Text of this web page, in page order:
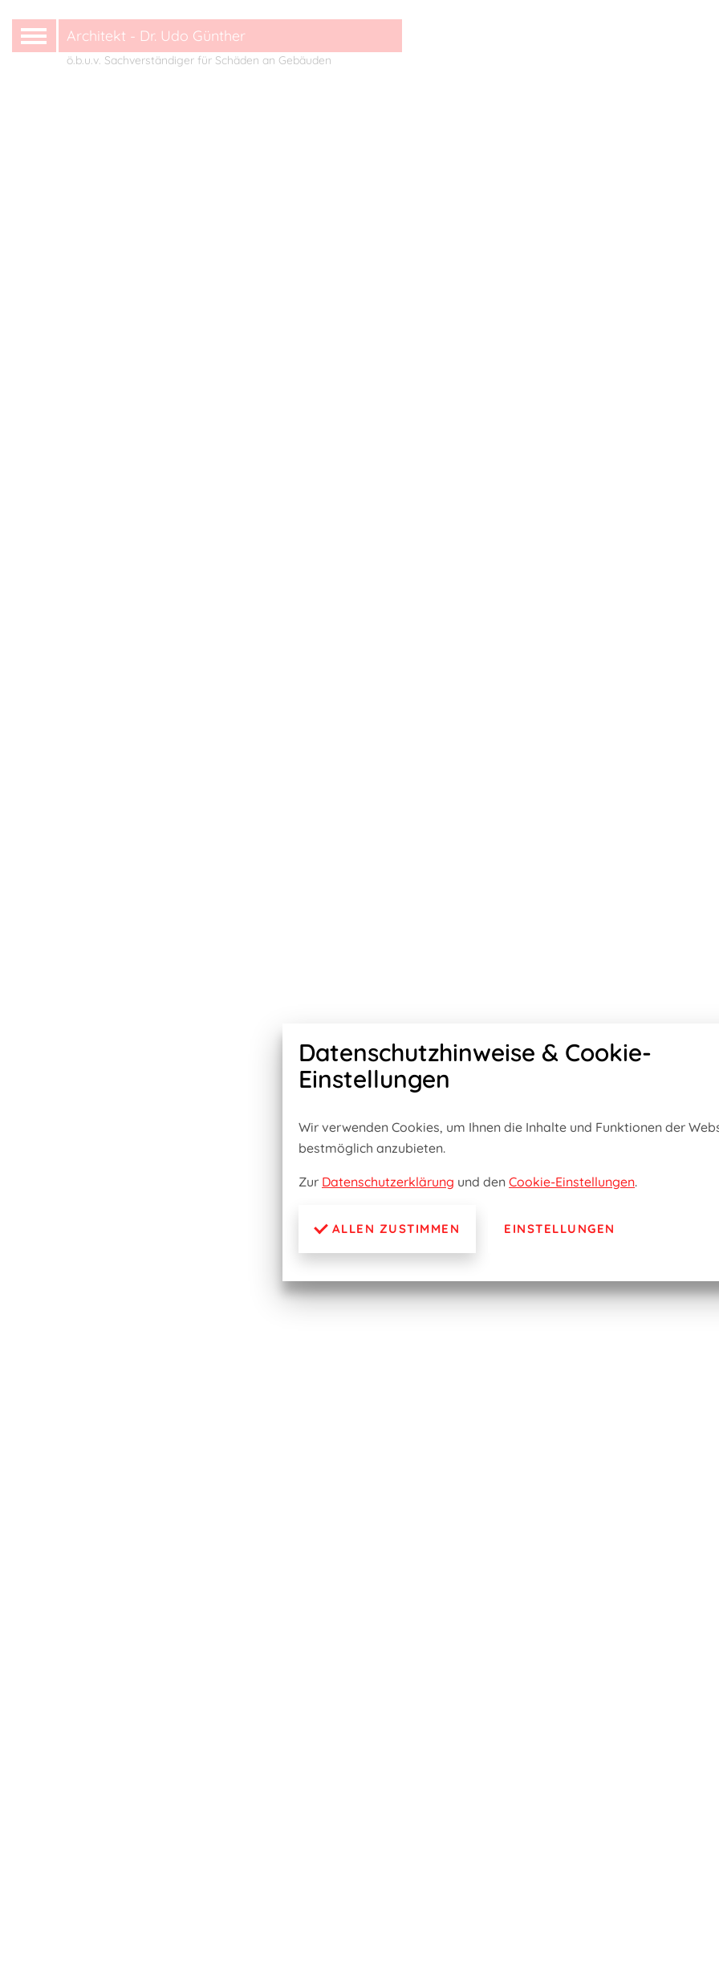
Architekt - Dr. Udo Günther
ö.b.u.v. Sachverständiger für Schäden an Gebäuden
Datenschutzhinweise & Cookie-
Einstellungen
Wir verwenden Cookies, um Ihnen die Inhalte und Funktionen der
bestmöglich anzubieten.
Zur Datenschutzerklärung und den Cookie-Einstellungen.
ALLEN ZUSTIMMEN EINSTELLUNGEN